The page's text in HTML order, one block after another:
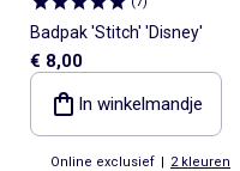
Badpak 'Stitch' 'Disney'
€ 8,00
In winkelmandje
Online exclusief | 2 kleuren